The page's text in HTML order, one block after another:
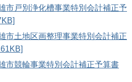
市戸別浄化槽事業特別会計補正予
市土地区画整理事業特別会計補正
市競輪事業特別会計補正予算書